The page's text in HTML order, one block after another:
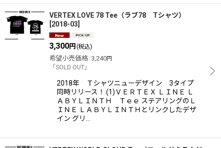
VERTEX LOVE 78 Tee（ラブ78 Tシャツ）
2018-03
3,300円 (税込)
希望小売価格: 3,240円
「SOLD OUT」
2018年 Ｔシャツニューデザイン 3タイプ
同時リリース！ (1)ＶＥＲＴＥＸ ＬＩＮＥ Ｌ
ＡＢＹＬＩＮＴＨ Ｔｅｅ ステアリングのＬ
ＩＮＥ ＬＡＢＹＬＩＮＴＨとリンクしたデザ
イン グリ…